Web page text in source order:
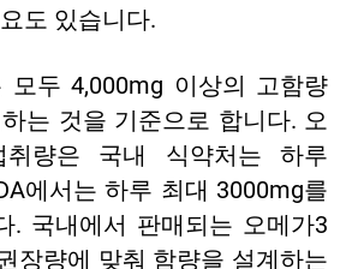
도 있습니다.
모두 4,000mg 이상의 고함량
는 것을 기준으로 합니다. 오
량은 국내 식약처는 하루
에서는 하루 최대 3000mg를
. 국내에서 판매되는 오메가3
장량에 맞춰 함량을 설계하는